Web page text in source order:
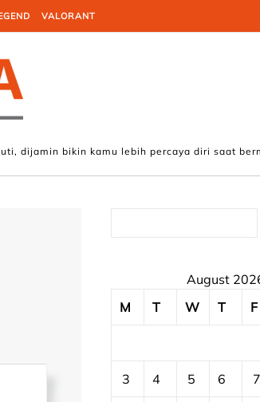
VALORANT
dijamin bikin kamu lebih percaya diri saat
August
M
T W T F
3 4 5 6 7